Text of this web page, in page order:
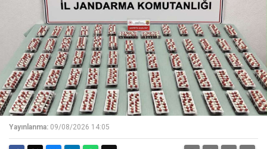
Yayınlanma: 09/08/2026 14:05